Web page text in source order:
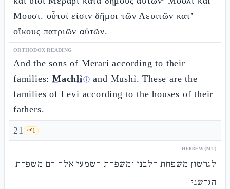
Μουσι. οὗτοί εἰσιν δῆμοι τῶν Λευιτῶν κατ’
οἴκους πατριῶν αὐτῶν.
ORTHODOX READING
And the sons of Merarì according to their
families:Machlìⓘ and Mushì. These are the
families of Levi according to the houses of their
fathers.
21 🗝️1
HEBREW (MT)
לגרשון משפחת הלבני ומשפחת השמעי אלה הם משפחת
הגרשני